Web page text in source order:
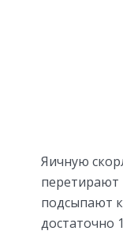
Яичную
подсыпают
достаточно